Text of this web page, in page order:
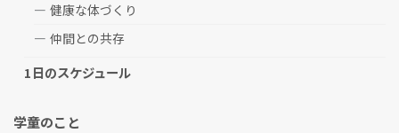
健康な体づくり
仲間との共存
1日のスケジュール
学童のこと